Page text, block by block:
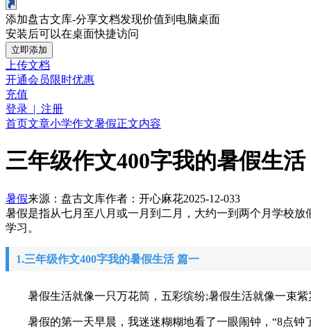
添加盘古文库-分享文档发现价值到电脑桌面
安装后可以在桌面快捷访问
立即添加
上传文档
开通会员限时优惠
充值
登录 | 注册
首页文章小学作文暑假正文内容
三年级作文400字我的暑假生活
暑假来源：盘古文库作者：开心麻花2025-12-033
暑假是指从七月至八月或一月到二月，大约一到两个月学校
学习。
1.三年级作文400字我的暑假生活 篇一
暑假生活就像一只万花筒，五彩缤纷;暑假生活就像一束紫
暑假的第一天早晨，我迷迷糊糊地看了一眼闹钟，“8点钟